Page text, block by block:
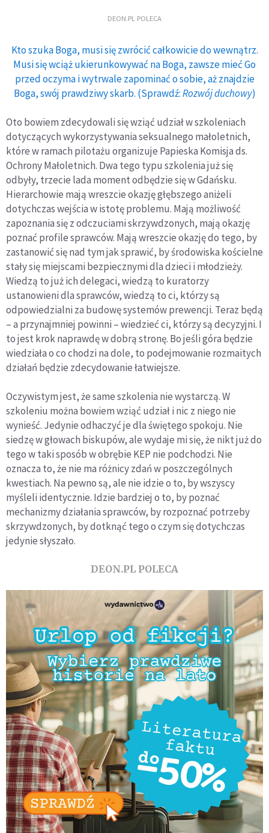
DEON.PL POLECA
Kto szuka Boga, musi się zwrócić całkowicie do wewnątrz.
Musi się wciąż ukierunkowywać na Boga, zawsze mieć Go
przed oczyma i wytrwale zapominać o sobie, aż znajdzie
Boga, swój prawdziwy skarb. (Sprawdź:Rozwój duchowy)
Oto bowiem zdecydowali się wziąć udział w szkoleniach
dotyczących wykorzystywania seksualnego małoletnich,
które w ramach pilotażu organizuje Papieska Komisja ds.
Ochrony Małoletnich. Dwa tego typu szkolenia już się
odbyły, trzecie lada moment odbędzie się w Gdańsku.
Hierarchowie mają wreszcie okazję głębszego aniżeli
dotychczas wejścia w istotę problemu. Mają możliwość
zapoznania się z odczuciami skrzywdzonych, mają okazję
poznać profile sprawców. Mają wreszcie okazję do tego, by
zastanowić się nad tym jak sprawić, by środowiska kościelne
stały się miejscami bezpiecznymi dla dzieci i młodzieży.
Wiedzą to już ich delegaci, wiedzą to kuratorzy
ustanowieni dla sprawców, wiedzą to ci, którzy są
odpowiedzialni za budowę systemów prewencji. Teraz będą
– a przynajmniej powinni – wiedzieć ci, którzy są decyzyjni. I
to jest krok naprawdę w dobrą stronę. Bo jeśli góra będzie
wiedziała o co chodzi na dole, to podejmowanie rozmaitych
działań będzie zdecydowanie łatwiejsze.
Oczywistym jest, że same szkolenia nie wystarczą. W
szkoleniu można bowiem wziąć udział i nic z niego nie
wynieść. Jedynie odhaczyć je dla świętego spokoju. Nie
siedzę w głowach biskupów, ale wydaje mi się, że nikt już do
tego w taki sposób w obrębie KEP nie podchodzi. Nie
oznacza to, że nie ma różnicy zdań w poszczególnych
kwestiach. Na pewno są, ale nie idzie o to, by wszyscy
myśleli identycznie. Idzie bardziej o to, by poznać
mechanizmy działania sprawców, by rozpoznać potrzeby
skrzywdzonych, by dotknąć tego o czym się dotychczas
jedynie słyszało.
DEON.PL POLECA